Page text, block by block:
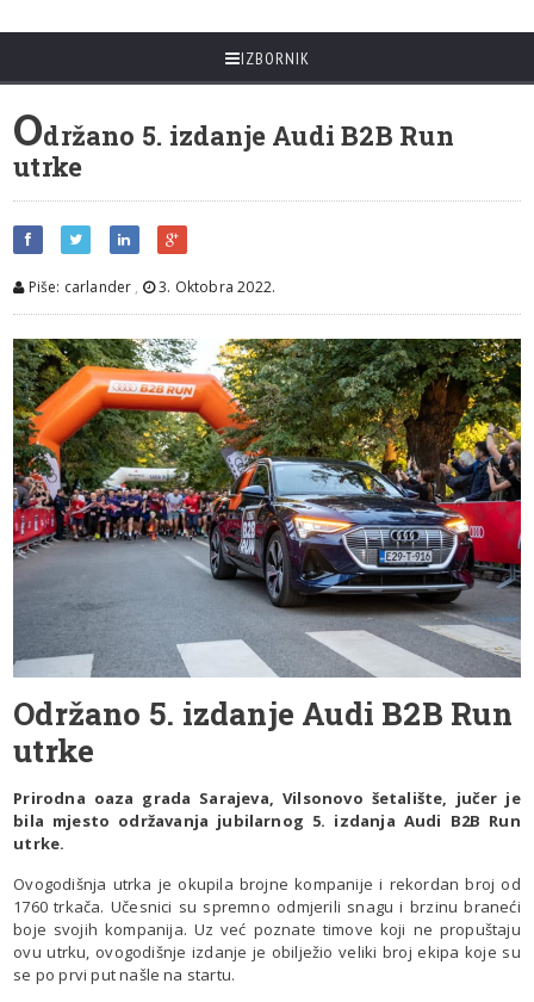
IZBORNIK
Održano 5. izdanje Audi B2B Run
utrke
Piše: carlander , 3. Oktobra 2022.
Održano 5. izdanje Audi B2B Run
utrke
Prirodna oaza grada Sarajeva, Vilsonovo šetalište, jučer je
bila mjesto održavanja jubilarnog 5. izdanja Audi B2B Run
utrke.
Ovogodišnja utrka je okupila brojne kompanije i rekordan broj od
1760 trkača. Učesnici su spremno odmjerili snagu i brzinu braneći
boje svojih kompanija. Uz već poznate timove koji ne propuštaju
ovu utrku, ovogodišnje izdanje je obilježio veliki broj ekipa koje su
se po prvi put našle na startu.